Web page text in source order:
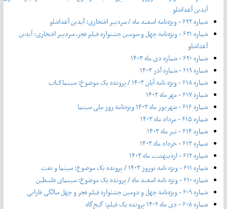
آیدین آغداشلو
شماره ۶۲۲ - ویژه‌نامه اسفند ماه / سردبیر افتخاری: آیدین آغداشلو
شماره ۶۲۱ - ویژه‌نامه چهل‌ و‌ سومین جشنواره فیلم فجر، سردبیر افتخاری: آیدین
آغداشلو
شماره ۶۲۰ - شماره دی ماه ۱۴۰۳
شماره ۶۱۹ - شماره آذر ۱۴۰۳
شماره ۶۱۸ - ویژه نامه آبان ۱۴۰۳ / پرونده یک موضوع: سینماکتاب
شماره ۶۱۷ - مهر ماه ۱۴۰۳
شماره ۶۱۶ - شهریور ماه ۱۴۰۳ ویژه‌نامه روز ملی سینما
شماره ۶۱۵ - مرداد ماه ۱۴۰۳
شماره ۶۱۴ - تیر ماه ۱۴۰۳
شماره ۶۱۳ - خرداد ماه ۱۴۰۳
شماره ۶۱۲ - اردیبهشت ماه ۱۴۰۳
شماره ۶۱۱ - ویژه نامه نوروز ۱۴۰۳ / پرونده یک موضوع: سینما و نفت
شماره ۶۱۰ - ویژه نامه اسفند ماه / پرونده یک موضوع: سینمای فلسطین
شماره ۶۰۹ - ویژه‌نامه چهل و دومین جشنواره فیلم فجر و چهل سالگی فارابی
شماره ۶۰۸ - دی ماه ۱۴۰۲ پرونده یک فیلم: گیج‌گاه